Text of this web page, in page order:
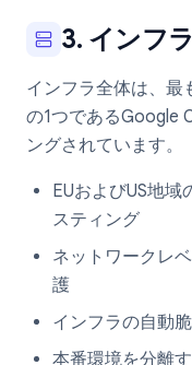
3. インフ
インフラ全体は、最
の1つであるGoogle
ングされています。
EUおよびUS地
スティング
ネットワークレ
護
インフラの自動
本番環境を分離